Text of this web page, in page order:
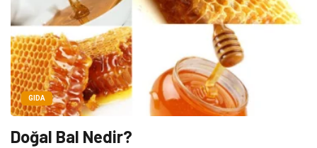
GIDA
Doğal Bal Nedir?